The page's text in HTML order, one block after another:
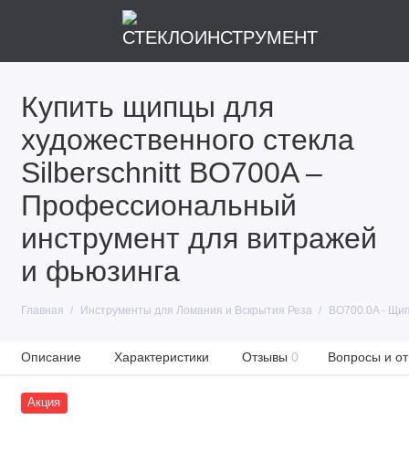
Купить щипцы для
художественного стекла
Silberschnitt BO700A –
Профессиональный
инструмент для витражей
и фьюзинга
Главная Инструменты для Ломания и Вскрытия Реза BO700.0A -
Описание Характеристики Отзывы 0 Вопросы и
Акция